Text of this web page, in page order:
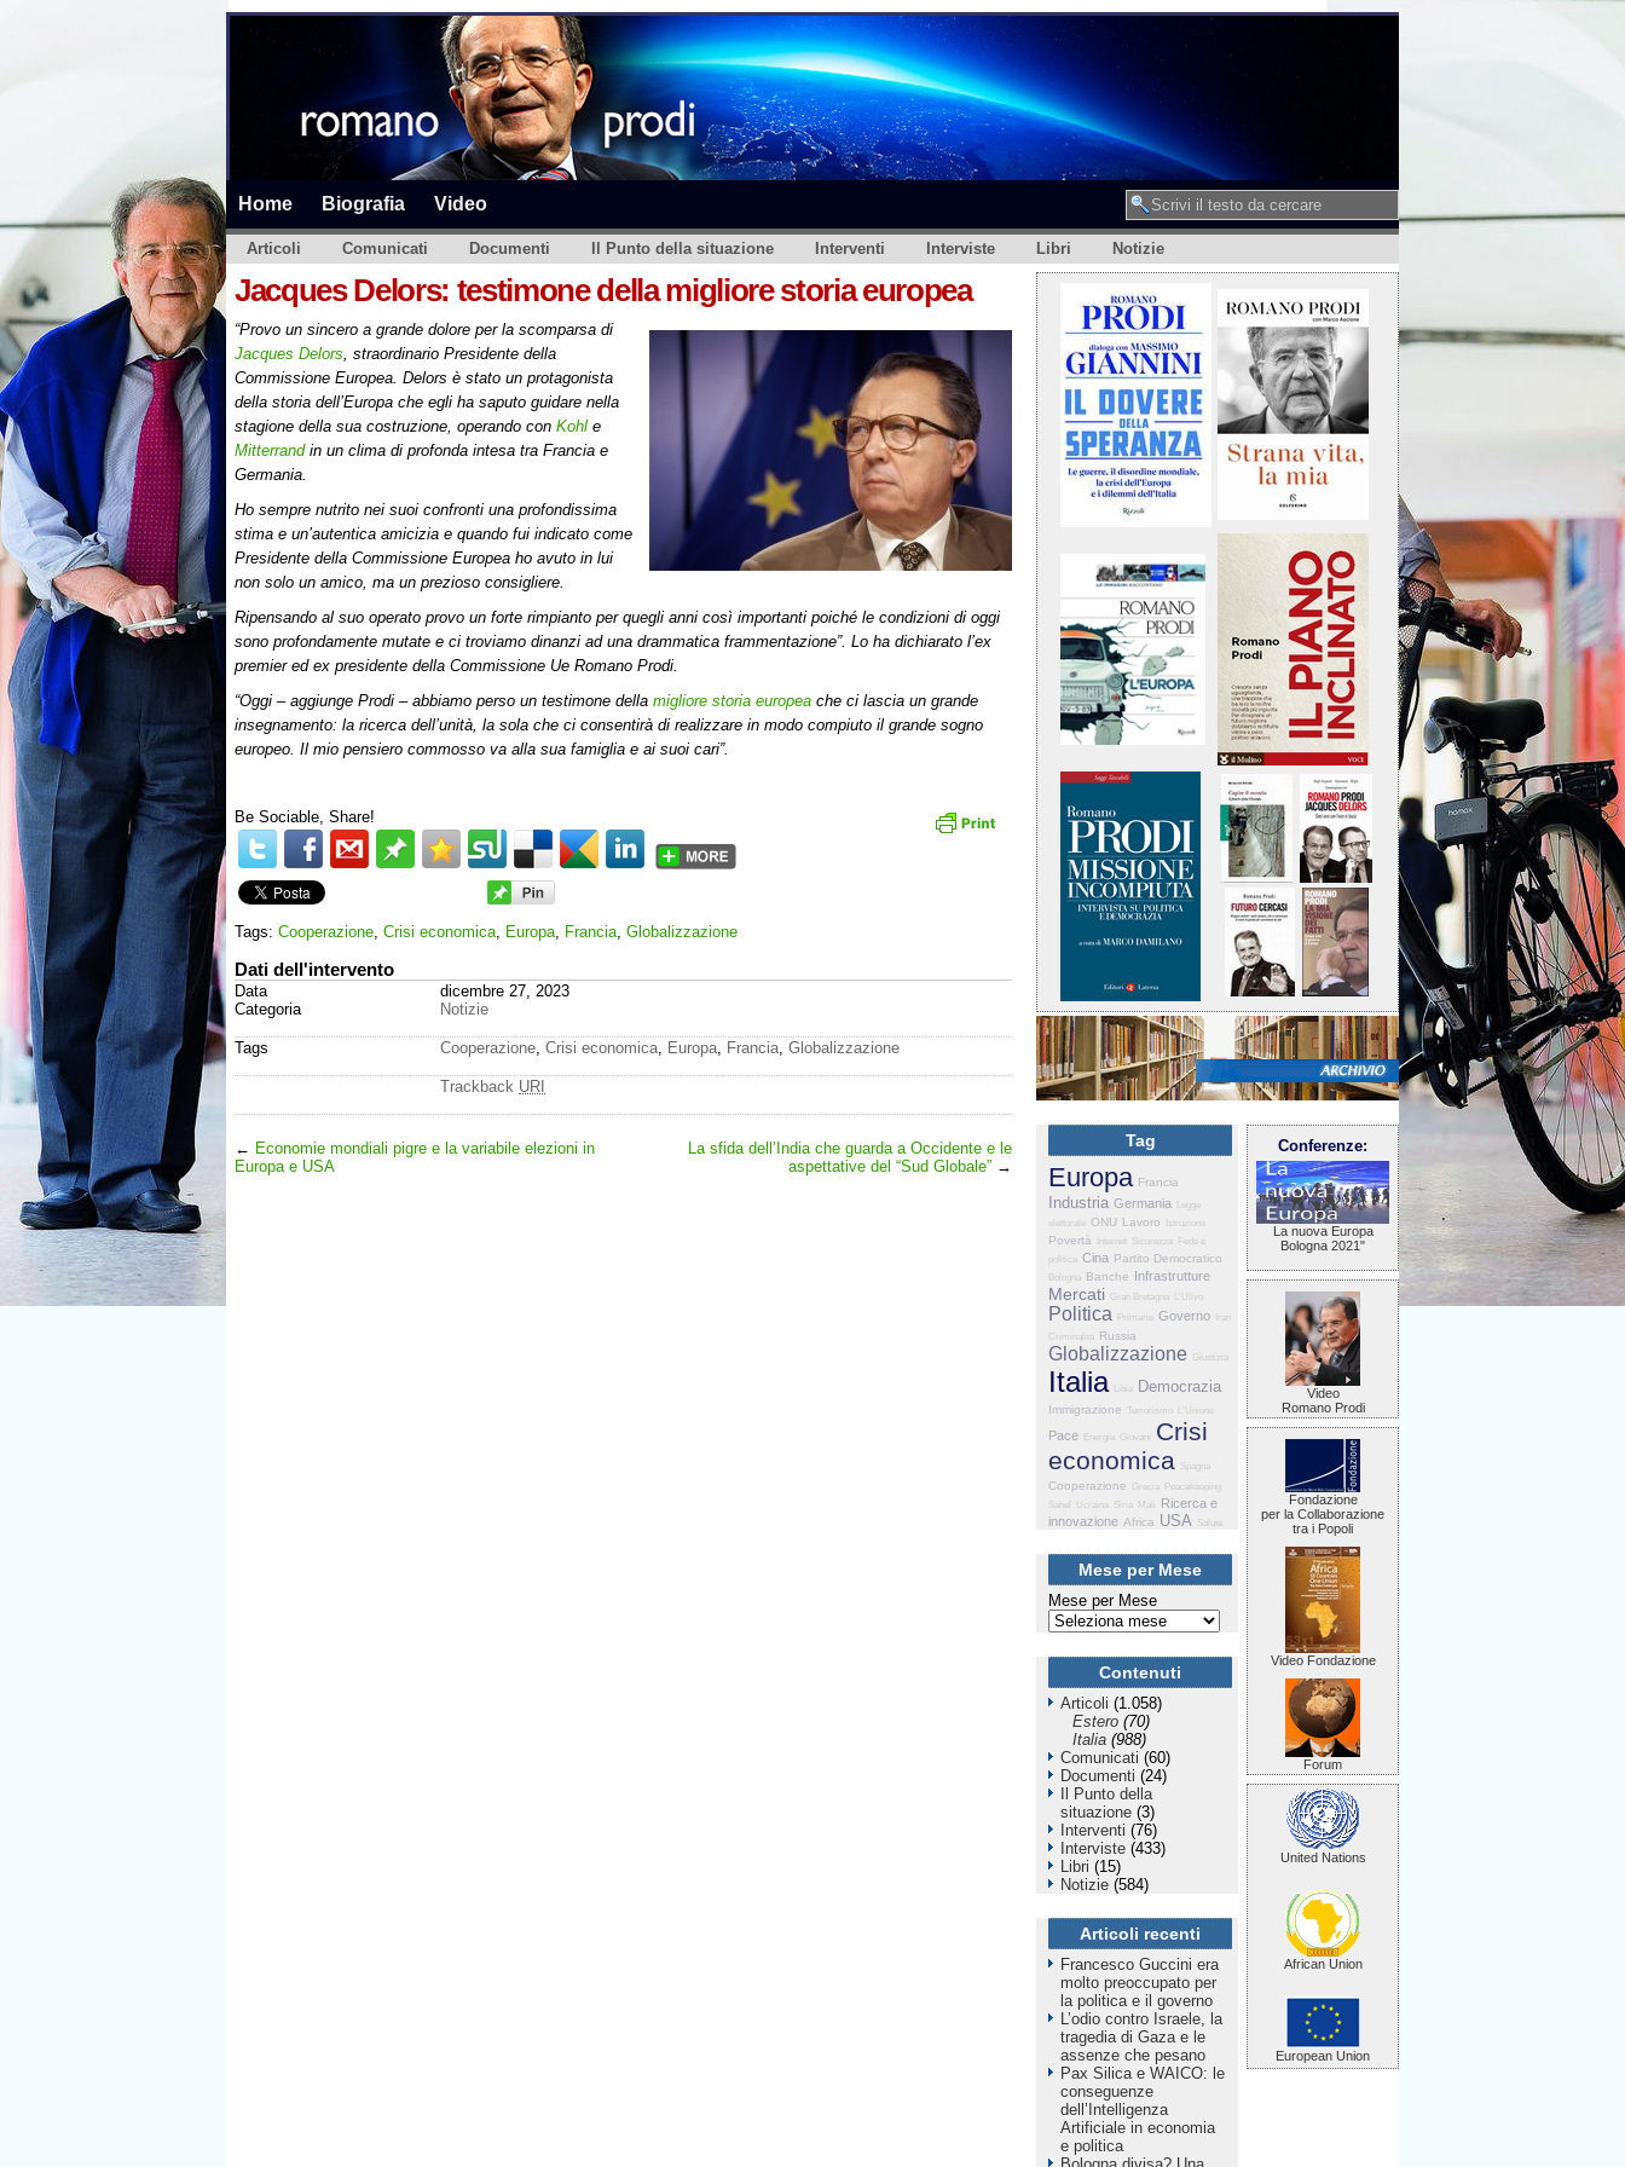
Home Biografia Video
Articoli Comunicati Documenti Il Punto della situazione Interventi Interviste Libri Notizie
Jacques Delors: testimone della migliore storia europea
“Provo un sincero a grande dolore per la scomparsa di
Jacques Delors, straordinario Presidente della
Commissione Europea. Delors è stato un protagonista
della storia dell’Europa che egli ha saputo guidare nella
stagione della sua costruzione, operando con Kohl e
Mitterrandin un clima di profonda intesa tra Francia e
Germania.
Ho sempre nutrito nei suoi confronti una profondissima
stima e un’autentica amicizia e quando fui indicato come
Presidente della Commissione Europea ho avuto in lui
non solo un amico, ma un prezioso consigliere.
Ripensando al suo operato provo un forte rimpianto per quegli anni così importanti poiché le condizioni di oggi
sono profondamente mutate e ci troviamo dinanzi ad una drammatica frammentazione”. Lo ha dichiarato l’ex
premier ed ex presidente della Commissione Ue Romano Prodi.
“Oggi – aggiunge Prodi – abbiamo perso un testimone della migliore storia europea che ci lascia un grande
insegnamento: la ricerca dell’unità, la sola che ci consentirà di realizzare in modo compiuto il grande sogno
europeo. Il mio pensiero commosso va alla sua famiglia e ai suoi cari”.
Be Sociable, Share!
Tags: Cooperazione, Crisi economica, Europa, Francia, Globalizzazione
Dati dell'intervento
Data
Categoria
dicembre 27, 2023
Notizie
Tags Cooperazione, Crisi economica, Europa, Francia, Globalizzazione
Trackback URI
← Economie mondiali pigre e la variabile elezioni in
Europa e USA
La sfida dell’India che guarda a Occidente e le
aspettative del “Sud Globale” →
Tag
Europa Francia
Industria Germania
Legge
elettorale ONU Lavoro Istruzione
Povertà Internet Sicurezza
Fede e
politica Cina Partito Democratico
Bologna Banche Infrastrutture
Mercati Gran Bretagna L'Ulivo
Politica Primarie Governo
Iran
Criminalità Russia
Globalizzazione Giustizia
Italia Libia Democrazia
Immigrazione Terrorismo L'Unione
Pace Energia Giovani
Crisi
economica Spagna
Cooperazione Grecia
Peacekeeping
Sahel
Ucraina Siria Mali
Ricerca e
innovazione Africa USA Salute
Mese per Mese
Mese per Mese
Contenuti
Articoli (1.058)
Estero (70)
Italia (988)
Comunicati (60)
Documenti (24)
Il Punto della
situazione (3)
Interventi (76)
Interviste (433)
Libri (15)
Notizie (584)
Articoli recenti
Francesco Guccini era
molto preoccupato per
la politica e il governo
L’odio contro Israele, la
tragedia di Gaza e le
assenze che pesano
Pax Silica e WAICO: le
conseguenze
dell’Intelligenza
Artificiale in economia
e politica
Conferenze:
La nuova Europa
Bologna 2021"
Video
Romano Prodi
Fondazione
per la Collaborazione
tra i Popoli
Video Fondazione
Forum
United Nations
African Union
European Union